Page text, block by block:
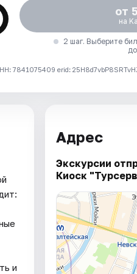
от
на
2 шаг. Выберите
erid:
и
Адрес
Экскурсии
Киоск